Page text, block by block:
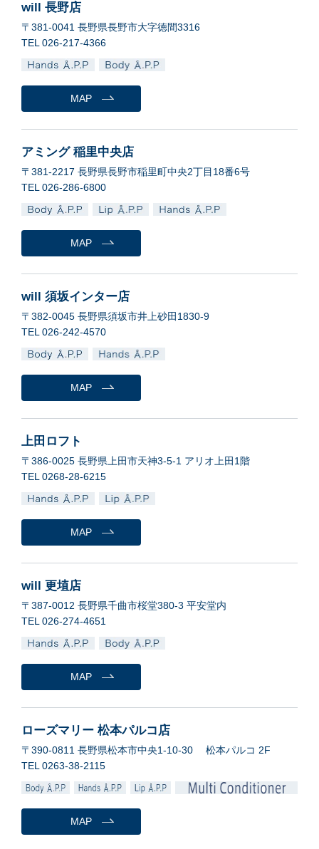
will 長野店
〒381-0041 長野県長野市大字徳間3316
TEL 026-217-4366
MAP
アミング 稲里中央店
〒381-2217 長野県長野市稲里町中央2丁目18番6号
TEL 026-286-6800
MAP
will 須坂インター店
〒382-0045 長野県須坂市井上砂田1830-9
TEL 026-242-4570
MAP
上田ロフト
〒386-0025 長野県上田市天神3-5-1 アリオ上田1階
TEL 0268-28-6215
MAP
will 更埴店
〒387-0012 長野県千曲市桜堂380-3 平安堂内
TEL 026-274-4651
MAP
ローズマリー 松本パルコ店
〒390-0811 長野県松本市中央1-10-30 松本パルコ 2F
TEL 0263-38-2115
MAP